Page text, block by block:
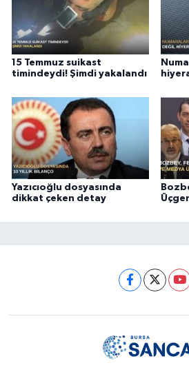
15 Temmuz suikast
timindeydi! Şimdi yakalandı
Yazıcıoğlu dosyasında
dikkat çeken detay